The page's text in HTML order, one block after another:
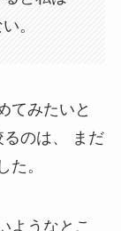
。
てみたいと
のは、 まだ
た。
ようなとこ